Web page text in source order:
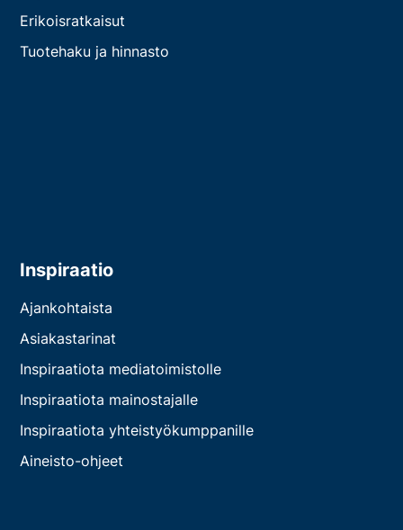
Erikoisratkaisut
Tuotehaku ja hinnasto
Inspiraatio
Ajankohtaista
Asiakastarinat
Inspiraatiota mediatoimistolle
Inspiraatiota mainostajalle
Inspiraatiota yhteistyökumppanille
Aineisto-ohjeet